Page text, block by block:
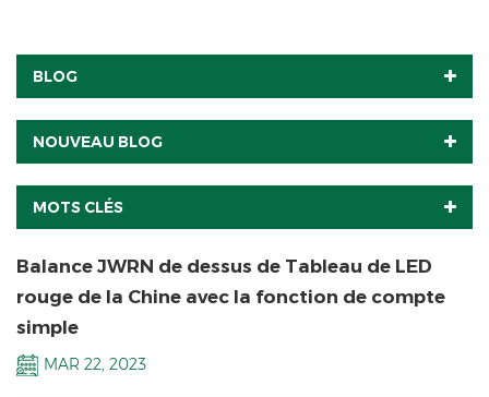
BLOG
NOUVEAU BLOG
MOTS CLÉS
Balance JWRN de dessus de Tableau de LED
rouge de la Chine avec la fonction de compte
simple
MAR 22, 2023